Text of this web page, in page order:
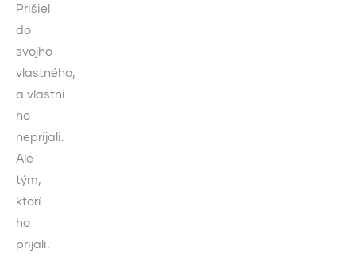
Prišiel
do
svojho
vlastného,
a vlastní
ho
neprijali.
Ale
tým,
ktorí
ho
prijali,